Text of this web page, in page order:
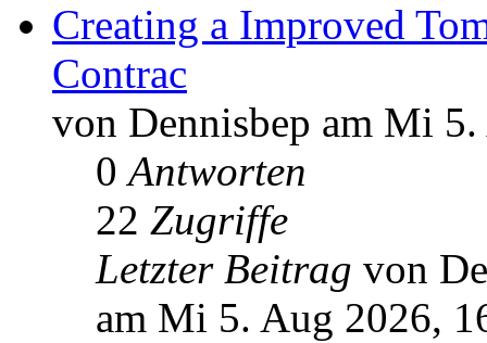
Creating a Improved
Contrac
von Dennisbep am Mi
0Antworten
22 Zugriffe
Letzter Beitrag von
am Mi 5. Aug 2026,